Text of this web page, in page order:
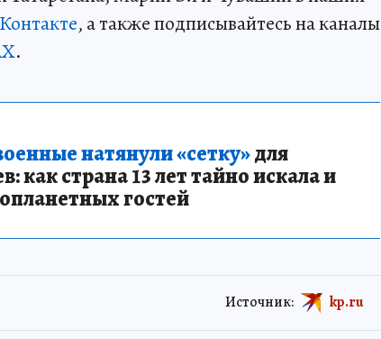
, а также подписывайтесь на каналы
.
натянули «сетку»для
как страна 13 лет тайно искала и
гостей
Источник: kp.ru